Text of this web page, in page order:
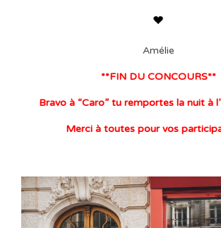
Amélie
**FIN DU CONCOURS**
Bravo à “Caro” tu remportes la nuit à
Merci à toutes pour vos